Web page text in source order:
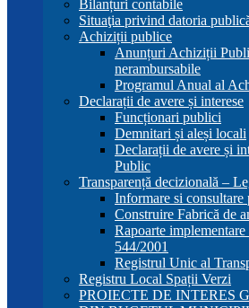
Bilanțuri contabile
Situaţia privind datoria
Achiziții publice
Anunțuri Achiziții
nerambursabile
Programul Anual al
Declarații de avere și interese
Funcționari publici
Demnitari și aleși locali
Declarații de avere și
Public
Transparență decizională –
Informare si consultare
Construire Fabrică de
Rapoarte
544/2001
Registrul Unic al
Registru Local Spații Verzi
PROIECTE DE INTERES